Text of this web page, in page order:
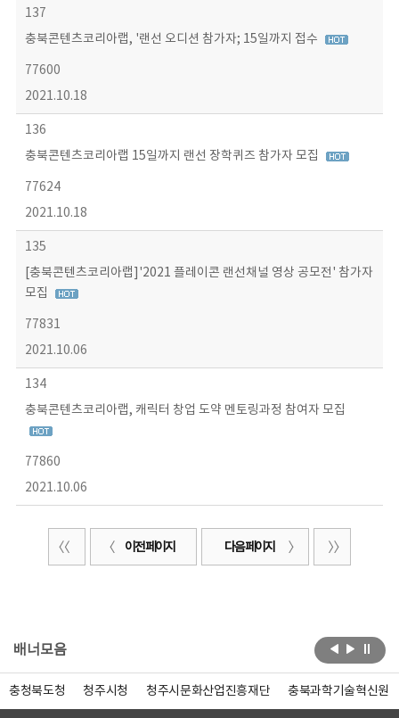
137
충북콘텐츠코리아랩, '랜선 오디션 참가자; 15일까지 접수
77600
2021.10.18
136
충북콘텐츠코리아랩 15일까지 랜선 장학퀴즈 참가자 모집
77624
2021.10.18
135
[충북콘텐츠코리아랩]'2021 플레이콘 랜선채널 영상 공모전' 참가자
모집
77831
2021.10.06
134
충북콘텐츠코리아랩, 캐릭터 창업 도약 멘토링과정 참여자 모집
77860
2021.10.06
이전 페이지 다음 페이지
배너모음
충청북도청 청주시청 청주시문화산업진흥재단 충북과학기술혁신원